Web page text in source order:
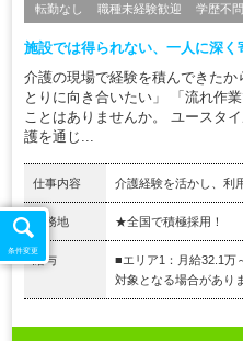
転勤なし 職種未経験歓迎 学歴不問
施設では得られない、一人に深く
介護の現場で経験を積んできた
とりに向き合いたい」 「流れ作
ことはありませんか。 ユースタ
護を通じ...
仕事内容 介護経験を活かし、利
勤務地 ★全国で積極採用！
給与
■エリア1：月給32.1万
対象となる場合があり
条件変更